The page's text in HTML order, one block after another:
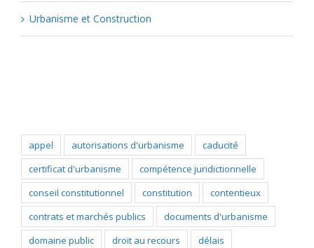
Urbanisme et Construction
appel autorisations d'urbanisme
caducité
certificat d'urbanisme
compétence juridictionnelle
conseil constitutionnel
constitution
contentieux
contrats et marchés publics
documents d'urbanisme
domaine public
droit au recours
délais